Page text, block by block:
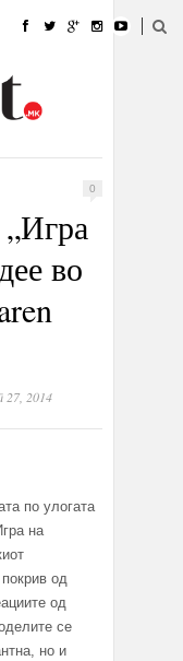
0
во
27, 2014
по улогата
на
од
од
се
но и